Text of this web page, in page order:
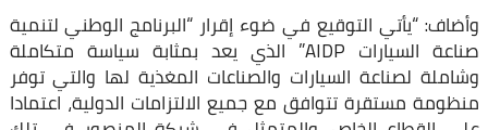
وأضاف: “يأتي التوقيع في ضوء إقرار “البرنامج الوطني لتنمية
صناعة السيارات AIDP” الذي يعد بمثابة سياسة متكاملة
وشاملة لصناعة السيارات والصناعات المغذية لها والتي توفر
منظومة مستقرة تتوافق مع جميع الالتزامات الدولية، اعتمادا